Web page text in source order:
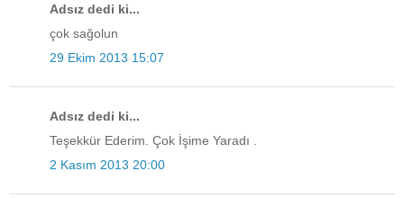
Adsız dedi ki...
çok sağolun
29 Ekim 2013 15:07
Adsız dedi ki...
Teşekkür Ederim. Çok İşime Yaradı .
2 Kasım 2013 20:00